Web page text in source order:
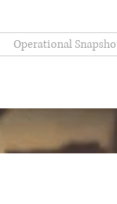
Operational